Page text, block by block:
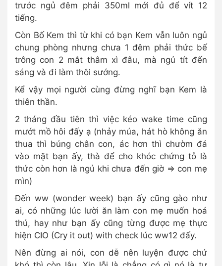
trước ngủ đêm phải 350ml mới đủ để vít 12
tiếng.
Còn Bố Kem thì từ khi có bạn Kem vẫn luôn ngủ
chung phòng nhưng chưa 1 đêm phải thức bế
trông con 2 mắt thâm xì đâu, mà ngủ tít đến
sáng và đi làm thôi sướng.
Kể vậy mọi người cùng đừng nghĩ bạn Kem là
thiên thần.
2 tháng đầu tiên thì việc kéo wake time cũng
mướt mồ hôi đấy ạ (nhảy múa, hát hò không ăn
thua thì búng chân con, ác hơn thì chườm đá
vào mặt bạn ấy, thà để cho khóc chứng tỏ là
thức còn hơn là ngủ khi chưa đến giờ => con mẹ
mìn)
Đến ww (wonder week) bạn ấy cũng gào như
ai, có những lúc lười ăn làm con mẹ muốn hoá
thú, hay như bạn ấy cũng từng được mẹ thực
hiện CIO (Cry it out) with check lúc ww12 đấy.
Nên đừng ai nói, con dễ nên luyện được chứ